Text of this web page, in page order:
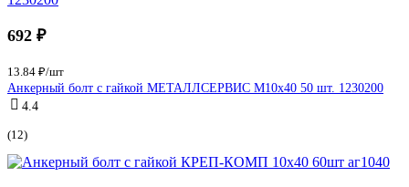
692 ₽
13.84 ₽/шт
Анкерный болт с гайкой МЕТАЛЛСЕРВИС М10x40 50 шт. 1230200
4.4
(12)